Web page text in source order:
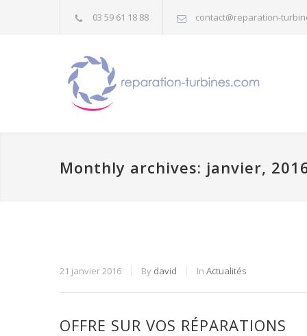
03 59 61 18 88 contact@reparation-
Monthly archives: janvier,
21 janvier 2016 By david In Actualités
OFFRE SUR VOS RÉPARATIONS